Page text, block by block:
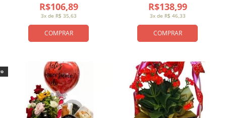
COMPRAR
3x de R$ 35,63
R$106,89
COMPRAR
3x de R$ 46,33
R$138,99